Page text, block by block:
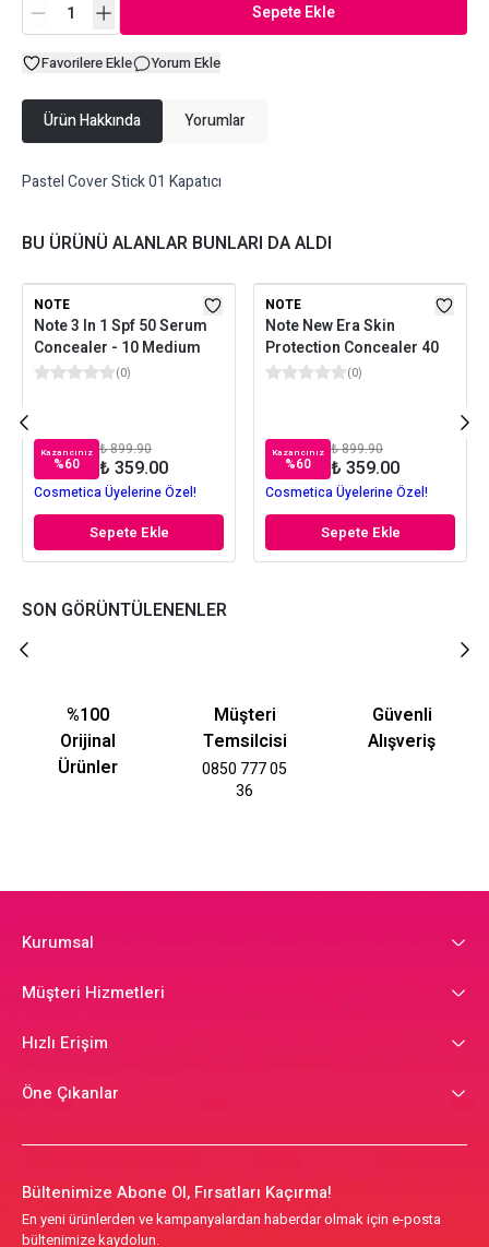
Sepete Ekle
Favorilere Ekle Yorum Ekle
Ürün Hakkında Yorumlar
Pastel Cover Stick 01 Kapatıcı
BU ÜRÜNÜ ALANLAR BUNLARI DA ALDI
NOTE
Note 3 In 1 Spf 50 Serum
Concealer - 10 Medium
(0)
Kazancınız
%60
₺ 899.90
₺ 359.00
Cosmetica Üyelerine Özel!
Sepete Ekle
NOTE
Note New Era Skin
Protection Concealer 40
(0)
Kazancınız
%60
₺ 899.90
₺ 359.00
Cosmetica Üyelerine Özel!
Sepete Ekle
SON GÖRÜNTÜLENENLER
%100
Orijinal
Ürünler
Müşteri
Temsilcisi
0850 777 05
36
Güvenli
Alışveriş
Kurumsal
Müşteri Hizmetleri
Hızlı Erişim
Öne Çıkanlar
Bültenimize Abone Ol, Fırsatları Kaçırma!
En yeni ürünlerden ve kampanyalardan haberdar olmak için e-posta
bültenimize kaydolun.